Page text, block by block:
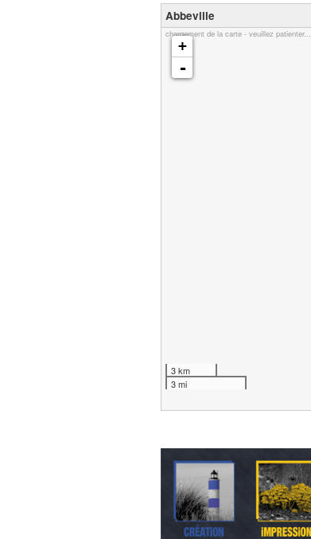
Abbeville
chargement de la carte - veuillez patienter...
+
-
3 km
3 mi